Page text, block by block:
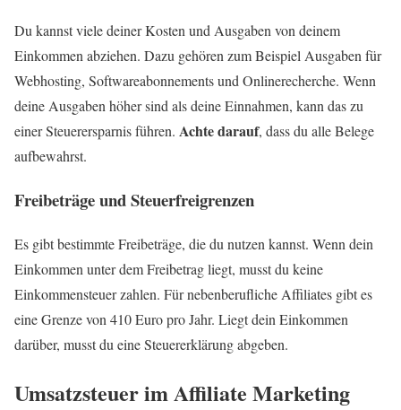
Du kannst viele deiner Kosten und Ausgaben von deinem
Einkommen abziehen. Dazu gehören zum Beispiel Ausgaben für
Webhosting, Softwareabonnements und Onlinerecherche. Wenn
deine Ausgaben höher sind als deine Einnahmen, kann das zu
einer Steuerersparnis führen. Achte darauf, dass du alle Belege
aufbewahrst.
Freibeträge und Steuerfreigrenzen
Es gibt bestimmte Freibeträge, die du nutzen kannst. Wenn dein
Einkommen unter dem Freibetrag liegt, musst du keine
Einkommensteuer zahlen. Für nebenberufliche Affiliates gibt es
eine Grenze von 410 Euro pro Jahr. Liegt dein Einkommen
darüber, musst du eine Steuererklärung abgeben.
Umsatzsteuer im Affiliate Marketing